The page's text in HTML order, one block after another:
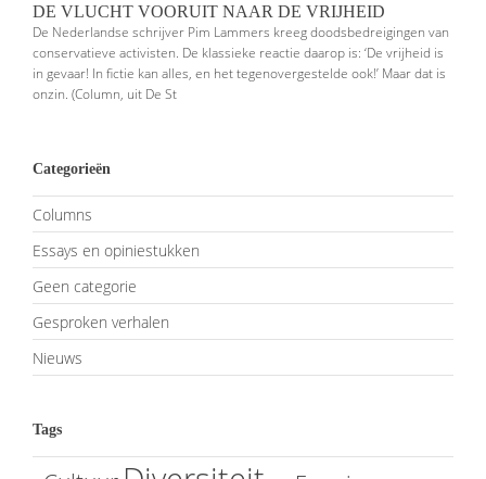
DE VLUCHT VOORUIT NAAR DE VRIJHEID
De Nederlandse schrijver Pim Lammers kreeg doodsbedreigingen van
conser­vatieve activisten. De klassieke reactie daarop is: ‘De vrijheid is
in gevaar! In fictie kan alles, en het tegenovergestelde ook!’ Maar dat is
onzin. (Column, uit De St
Categorieën
Columns
Essays en opiniestukken
Geen categorie
Gesproken verhalen
Nieuws
Tags